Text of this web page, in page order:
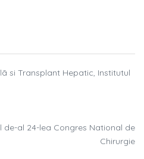
si Transplant Hepatic, Institutul
de-al 24-lea Congres National de
Chirurgie